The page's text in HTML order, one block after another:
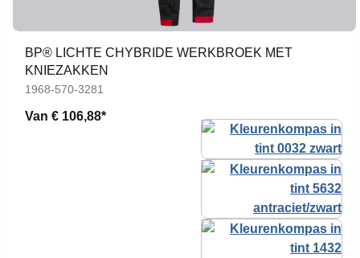
BP® LICHTE CHYBRIDE WERKBROEK MET
KNIEZAKKEN
1968-570-3281
Van € 106,88*